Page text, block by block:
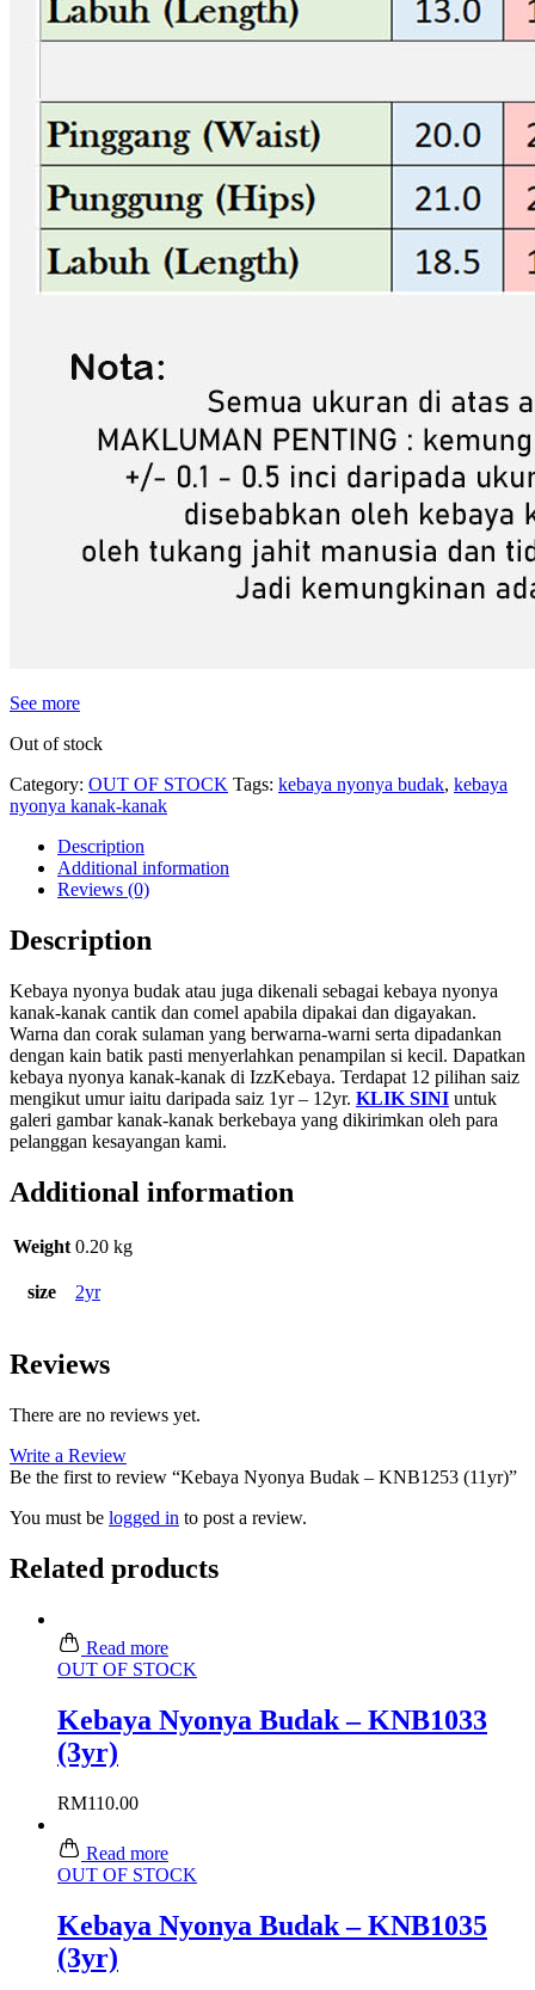
See more
Out of stock
Category: OUT OF STOCK Tags: kebaya nyonya budak, kebaya
nyonya kanak-kanak
Description
Additional information
Reviews (0)
Description
Kebaya nyonya budak atau juga dikenali sebagai kebaya nyonya
kanak-kanak cantik dan comel apabila dipakai dan digayakan.
Warna dan corak sulaman yang berwarna-warni serta dipadankan
dengan kain batik pasti menyerlahkan penampilan si kecil. Dapatkan
kebaya nyonya kanak-kanak di IzzKebaya. Terdapat 12 pilihan saiz
mengikut umur iaitu daripada saiz 1yr – 12yr. KLIK SINI untuk
galeri gambar kanak-kanak berkebaya yang dikirimkan oleh para
pelanggan kesayangan kami.
Additional information
Weight 0.20 kg
size 2yr
Reviews
There are no reviews yet.
Write a Review
Be the first to review “Kebaya Nyonya Budak – KNB1253 (11yr)”
You must be logged in to post a review.
Related products
Read more
OUT OF STOCK
Kebaya Nyonya Budak – KNB1033
(3yr)
RM110.00
Read more
OUT OF STOCK
Kebaya Nyonya Budak – KNB1035
(3yr)